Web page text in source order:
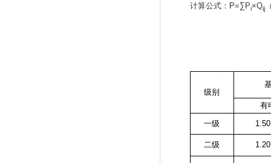
计算公式： P=∑Pi×Qij
级别
有
一级
1.50
二级 1.20